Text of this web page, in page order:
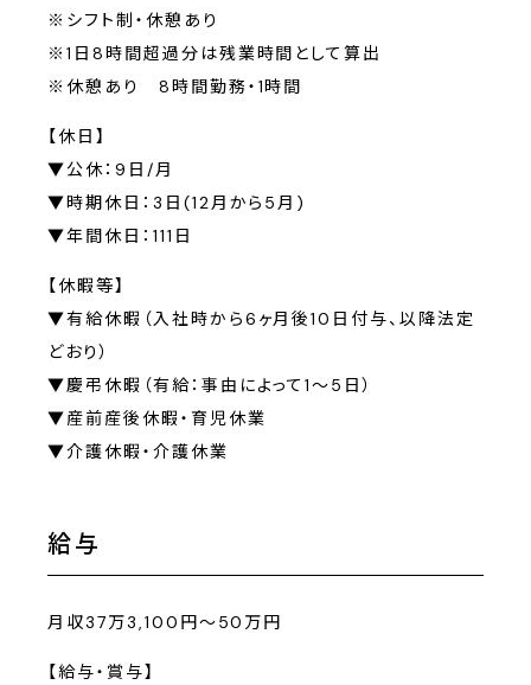
※シフト制・休憩あり
※1日8時間超過分は残業時間として算出
※休憩あり 8時間勤務・1時間
【休日】
▼公休：9日/月
▼時期休日：3日(12月から5月)
▼年間休日：111日
【休暇等】
▼有給休暇（入社時から6ヶ月後10日付与、以降法定
どおり）
▼慶弔休暇（有給：事由によって1〜5日）
▼産前産後休暇・育児休業
▼介護休暇・介護休業
給与
月収37万3,100円～50万円
【給与・賞与】